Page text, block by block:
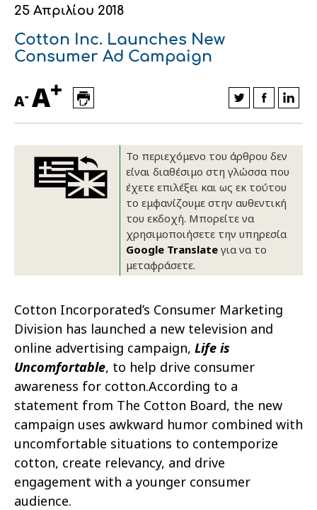
Οικονομικά στοιχεία
Εταιρική δομή
Καινοτομία
Επικοινωνία
Πως θα μας βρείτε
Εξαγωγές
Συνέδρια
Πως θα μας βρείτε
Ευφυής γεωργία
Συμβουλευτική στο χωράφι
Εκκόκκιση για λογαριασμό του
παραγωγού
Ιατρικές υπηρεσίες
Πως θα μας βρείτε
Αλυσίδα βάμβακος
Πως θα μας βρείτε
Κλωστοϋφαντουργία - Ένδυση
Εταιρικά νέα
Πως θα μας βρείτε
Πως θα μας βρείτε
25 Απριλίου 2018
Cotton Inc. Launches New
Consumer Ad Campaign
A- A+
Το περιεχόμενο του άρθρου δεν
είναι διαθέσιμο στη γλώσσα που
έχετε επιλέξει και ως εκ τούτου
το εμφανίζουμε στην αυθεντική
του εκδοχή. Μπορείτε να
χρησιμοποιήσετε την υπηρεσία
Google Translateγια να το
μεταφράσετε.
Cotton Incorporated’s Consumer Marketing
Division has launched a new television and
online advertising campaign, Life is
Uncomfortable, to help drive consumer
awareness for cotton.According to a
statement from The Cotton Board, the new
campaign uses awkward humor combined with
uncomfortable situations to contemporize
cotton, create relevancy, and drive
engagement with a younger consumer
audience.